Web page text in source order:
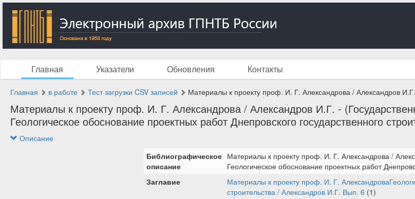
Главная Указатели Обновления Контакты
Главная в работе Тест загрузки CSV записей Материалы к проекту проф. И. Г. Александрова / Александров
Материалы к проекту проф. И. Г. Александрова / Александров И.Г. -
Геологическое обоснование проектных работ Днепровского государственного
Описание
Библиографическое
описание
Материалы к проекту проф. И. Г. Александрова /
Геологическое обоснование проектных работ
Заглавие
Материалы к проекту проф. И. Г.
строительства / Александров И.Г. Вып. 6 (1)